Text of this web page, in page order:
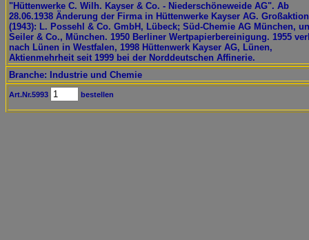
"Hüttenwerke C. Wilh. Kayser & Co. - Niederschöneweide AG". Ab
28.06.1938 Änderung der Firma in Hüttenwerke Kayser AG.
(1943): L. Possehl & Co. GmbH, Lübeck; Süd-Chemie AG München,
Seiler & Co., München. 1950 Berliner Wertpapierbereinigung. 1955
nach Lünen in Westfalen, 1998 Hüttenwerk Kayser AG, Lünen,
Aktienmehrheit seit 1999 bei der Norddeutschen Affinerie.
Branche: Industrie und Chemie
Art.Nr.5993 bestellen